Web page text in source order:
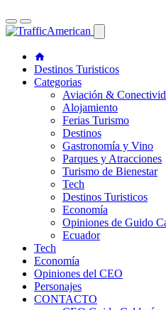
Destinos Turisticos
Categorias
Aviación &
Alojamiento
Ferias Turismo
Destinos
Gastronomía y Vino
Parques y Atracciones
Turismo de Bienestar
Tech
Destinos Turisticos
Economía
Opiniones de Guido
Ecuador
Tech
Economía
Opiniones del CEO
Personajes
CONTACTO